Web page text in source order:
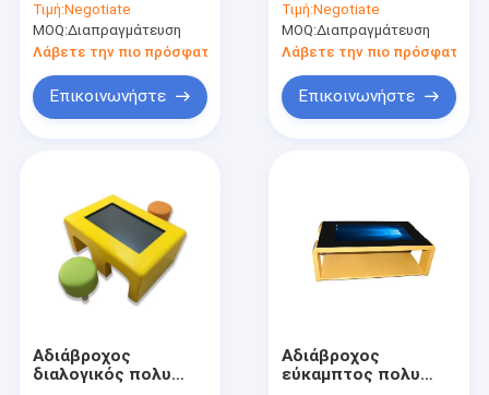
πολυμέσων για το
εστιατόριο/τη
καφετερία
Τιμή:Negotiate
MOQ:Διαπραγμάτευση
Λάβετε την πιο πρόσφατη τιμή
Επικοινωνήστε
πολλών χρήσεων 43
49 αφής 55 ίντσα
εξατομικεύσιμα
Τιμή:Negotiate
MOQ:Διαπραγμάτευση
Λάβετε την πιο πρόσφατη
Επικοινωνήστε
Αδιάβροχος
διαλογικός πολυ
Αδιάβροχος
εύκαμπτος πολυ